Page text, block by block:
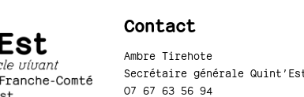
Contact
Ambre Tirehote
Secrétaire générale
07 67 63 56 94